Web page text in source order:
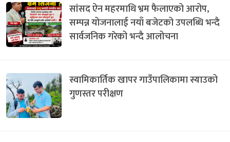
सांसद ऐन महरमाथि भ्रम फैलाएको आरोप,
सम्पन्न योजनालाई नयाँ बजेटको उपलब्धि भन्दै
सार्वजनिक गरेको भन्दै आलोचना
स्वामिकार्तिक खापर गाउँपालिकामा स्याउको
गुणस्तर परीक्षण